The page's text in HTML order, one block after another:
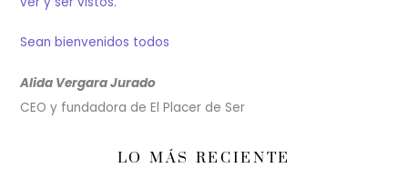
Sean bienvenidos todos
Alida Vergara Jurado
CEO y fundadora de El Placer de Ser
LO MÁS RECIENTE